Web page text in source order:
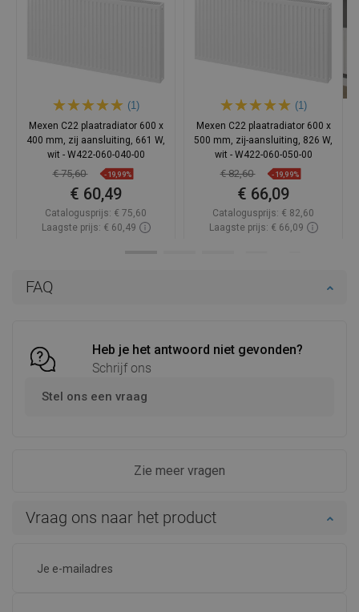
FAQ
Heb je het antwoord niet gevonden?
Schrijf ons
Stel ons een vraag
Zie meer vragen
Vraag ons naar het product
(1)
Mexen C22 plaatradiator 600 x
400 mm, zij aansluiting, 661 W,
wit - W422-060-040-00
€ 75,60 -19,99%
€ 60,49
Catalogusprijs: € 75,60
Laagste prijs: € 60,49
(1)
Mexen C22 plaatradiator 600 x
500 mm, zij-aansluiting, 826 W,
wit - W422-060-050-00
€ 82,60 -19,99%
€ 66,09
Catalogusprijs: € 82,60
Laagste prijs: € 66,09